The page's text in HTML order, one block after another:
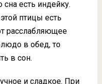
есть индейку.
птицы есть
расслабляющее
в обед, то
в сон.
и сладкое. При